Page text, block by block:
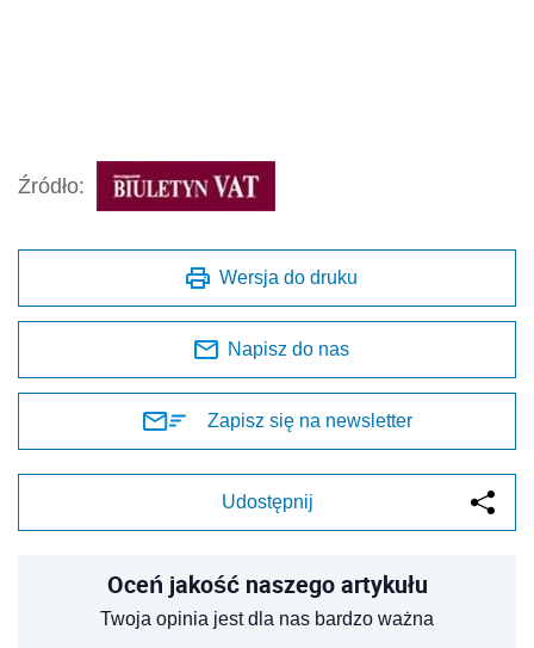
Źródło:
Wersja do druku
Napisz do nas
Zapisz się na newsletter
Udostępnij
Oceń jakość naszego artykułu
Twoja opinia jest dla nas bardzo ważna